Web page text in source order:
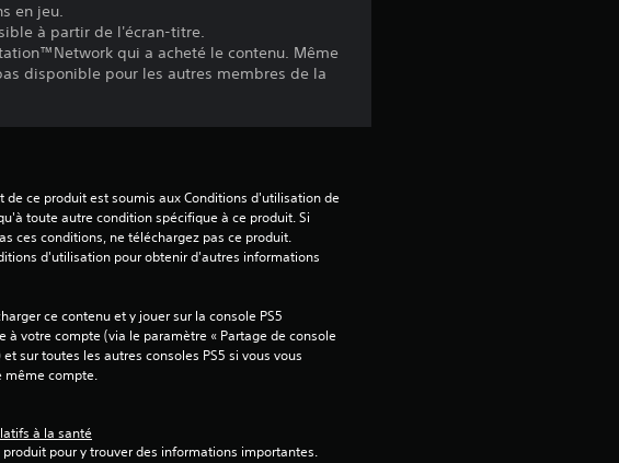
en jeu.
à partir de l'écran-titre.
qui a acheté le contenu. Même
disponible pour les autres membres de la
de ce produit est soumis aux Conditions d'utilisation de
toute autre condition spécifique à ce produit. Si
ces conditions, ne téléchargez pas ce produit.
d'utilisation pour obtenir d'autres informations
ce contenu et y jouer sur la console PS5
à votre compte (via le paramètre « Partage de console
sur toutes les autres consoles PS5 si vous vous
même compte.
à la santé
pour y trouver des informations importantes.